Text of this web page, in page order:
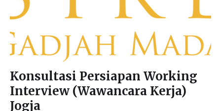
Konsultasi Persiapan Working
Interview (Wawancara Kerja)
Jogja